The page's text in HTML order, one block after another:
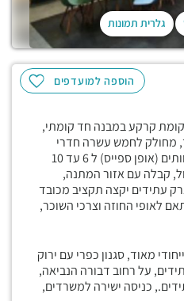
גלרית תמונות
הוספה למועדפים
בשטח של 1009 מ"ר, קומת קרקע במבנה חד קומתי,
מחולק לחמש עשרה חדרי
מנהלים מרווחים, שבעה חדרי צוותים (אופן ספייס) ל 6 עד 10
קבלה עם אזור המתנה,
עתידים יקצה תקציב מכובד
לאופי החוזה וצרכי השוכר,
של 2200 מ"ר, ייחודי מאוד, סגנון כפרי עם ירוק
על רחוב דבורה הנביאה,
כניסה ישירה למשרדים,